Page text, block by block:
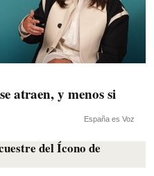
atraen, y menos si
España es Voz